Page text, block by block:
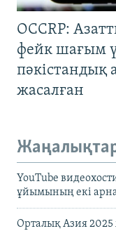
OCCRP:
фейк шағым
пәкістандық
жасалған
YouTube
ұйымының екі
Орталық Азия